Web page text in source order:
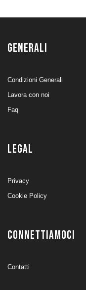
GENERALI
Condizioni Generali
Lavora con noi
Faq
LEGAL
Privacy
Cookie Policy
CONNETTIAMOCI
Contatti